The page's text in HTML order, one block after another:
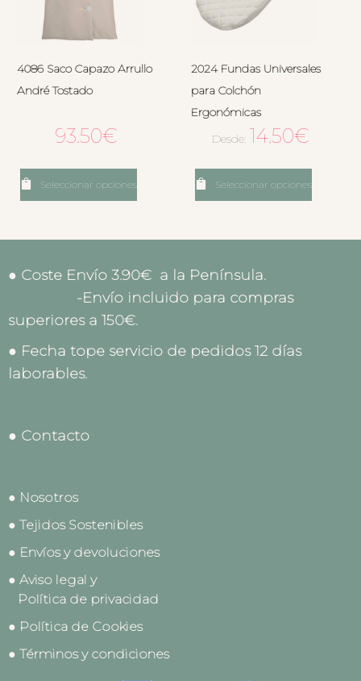
4086 Saco Capazo Arrullo
André Tostado
93.50€
Seleccionar opciones
2024 Fundas Universales
para Colchón
Ergonómicas
Desde: 14.50€
Seleccionar opciones
● Coste Envío 3.90€ a la Península.
-Envío incluido para compras
superiores a 150€.
● Fecha tope servicio de pedidos 12 días
laborables.
● Contacto
● Nosotros
● Tejidos Sostenibles
● Envíos y devoluciones
● Aviso legal y
Política de privacidad
● Política de Cookies
● Términos y condiciones